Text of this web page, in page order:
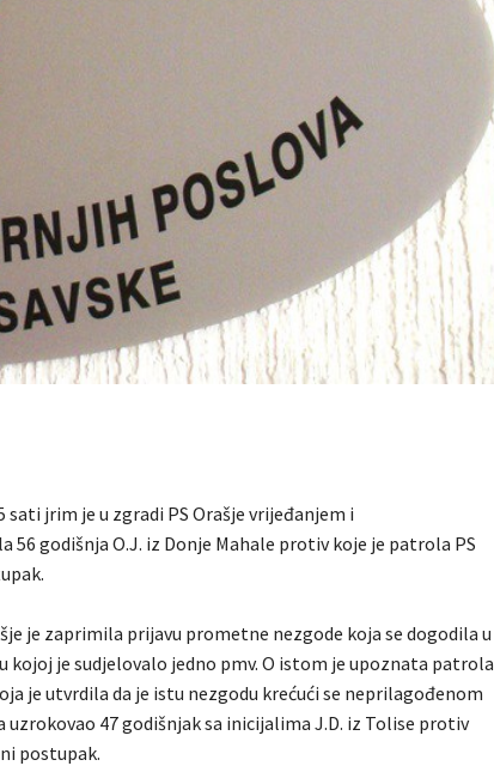
sati jrim je u zgradi PS Orašje vrijeđanjem i
56 godišnja O.J. iz Donje Mahale protiv koje je patrola PS
je zaprimila prijavu prometne nezgode koja se dogodila u
kojoj je sudjelovalo jedno pmv. O istom je upoznata patrola
je utvrdila da je istu nezgodu krećući se neprilagođenom
47 godišnjak sa inicijalima J.D. iz Tolise protiv
postupak.